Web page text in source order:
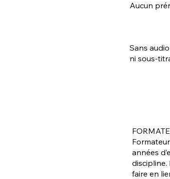
années
faire en
Sans
ni sous-
Aucun